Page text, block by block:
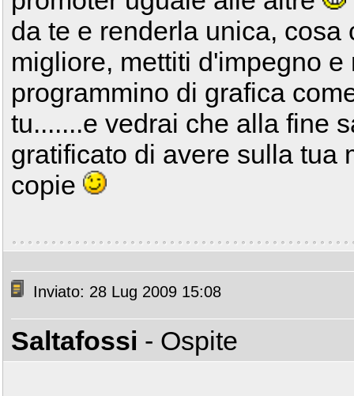
da te e renderla unica, cosa
migliore, mettiti d'impegno
programmino di grafica
tu.......e vedrai che alla fine
gratificato di avere sulla tua
copie
Inviato: 28 Lug 2009 15:08
Saltafossi - Ospite